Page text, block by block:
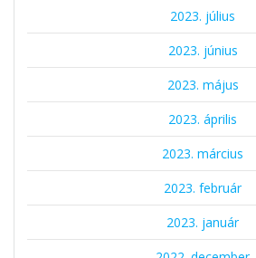
2023. július
2023. június
2023. május
2023. április
2023. március
2023. február
2023. január